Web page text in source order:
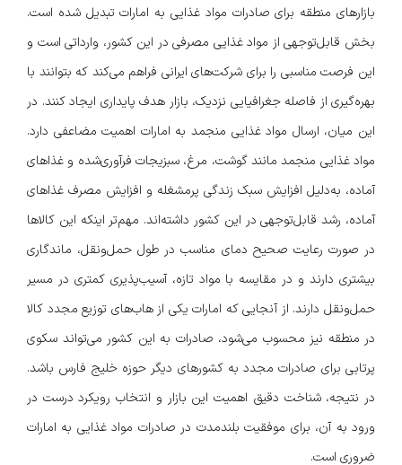
بازارهای منطقه برای صادرات مواد غذایی به امارات تبدیل شده است.
بخش قابل‌توجهی از مواد غذایی مصرفی در این کشور، وارداتی است و
این فرصت مناسبی را برای شرکت‌های ایرانی فراهم می‌کند که بتوانند با
بهره‌گیری از فاصله جغرافیایی نزدیک، بازار هدف پایداری ایجاد کنند. در
این میان، ارسال مواد غذایی منجمد به امارات اهمیت مضاعفی دارد.
مواد غذایی منجمد مانند گوشت، مرغ، سبزیجات فرآوری‌شده و غذاهای
آماده، به‌دلیل افزایش سبک زندگی پرمشغله و افزایش مصرف غذاهای
آماده، رشد قابل‌توجهی در این کشور داشته‌اند. مهم‌تر اینکه این کالاها
در صورت رعایت صحیح دمای مناسب در طول حمل‌ونقل، ماندگاری
بیشتری دارند و در مقایسه با مواد تازه، آسیب‌پذیری کمتری در مسیر
حمل‌ونقل دارند. از آنجایی که امارات یکی از هاب‌های توزیع مجدد کالا
در منطقه نیز محسوب می‌شود، صادرات به این کشور می‌تواند سکوی
پرتابی برای صادرات مجدد به کشورهای دیگر حوزه خلیج فارس باشد.
در نتیجه، شناخت دقیق اهمیت این بازار و انتخاب رویکرد درست در
ورود به آن، برای موفقیت بلندمدت در صادرات مواد غذایی به امارات
ضروری است.